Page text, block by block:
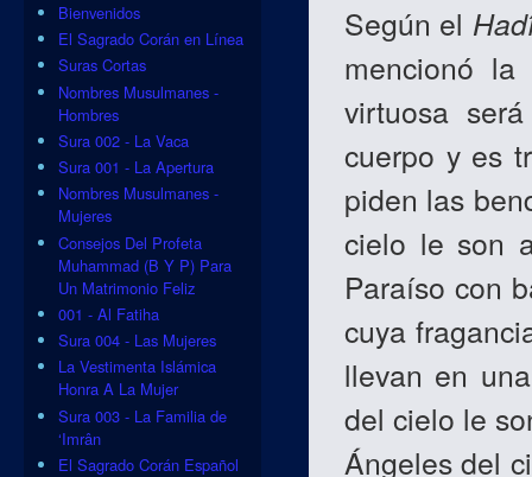
Según el
mencionó
virtuosa
cuerpo y es
piden las
cielo le son
Paraíso con
cuya
llevan en
del cielo le
Ángeles del
Bienvenidos
El Sagrado Corán en Línea
Suras Cortas
Nombres Musulmanes -
Hombres
Sura 002 - La Vaca
Sura 001 - La Apertura
Nombres Musulmanes -
Mujeres
Consejos Del Profeta
Muhammad (B Y P) Para
Un Matrimonio Feliz
001 - Al Fatiha
Sura 004 - Las Mujeres
La Vestimenta Islámica
Honra A La Mujer
Sura 003 - La Familia de
‘Imrân
El Sagrado Corán Español